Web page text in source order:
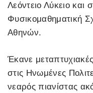
Λεόντειο Λύκειο
Φυσικομαθηματική
Αθηνών.
Έκανε
στις Ηνωμένες
νεαρός πιανίστας